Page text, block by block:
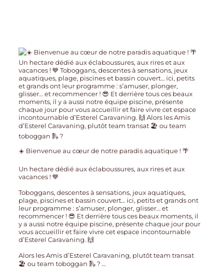
☀️ Bienvenue au cœur de notre paradis aquatique ! 🌴
Un hectare dédié aux éclaboussures, aux rires et aux
vacances ! 💙
Toboggans, descentes à sensations, jeux aquatiques,
plage, piscines et bassin couvert… ici, petits et grands ont
leur programme : s’amuser, plonger, glisser… et
recommencer ! 😎 Et derrière tous ces beaux moments, il
y a aussi notre équipe piscine, présente chaque jour pour
vous accueillir et faire vivre cet espace incontournable
d’Esterel Caravaning. 🙌
Alors les Amis d’Esterel Caravaning, plutôt team transat
🏖️ ou team toboggan 🛝 ? …